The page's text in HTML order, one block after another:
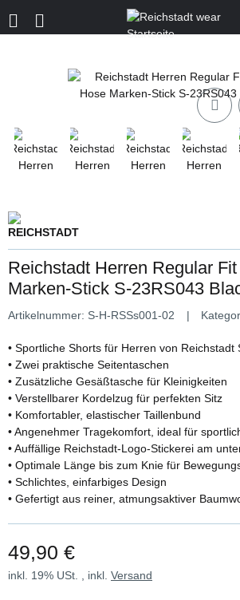
Reichstadt Herren Regular
Marken-Stick S-23RS043
Artikelnummer: S-H-RSSs001-02
• Sportliche Shorts für Herren von Reichstadt
• Zwei praktische Seitentaschen
• Zusätzliche Gesäßtasche für Kleinigkeiten
• Verstellbarer Kordelzug für perfekten Sitz
• Komfortabler, elastischer Taillenbund
• Angenehmer Tragekomfort, ideal für
• Auffällige Reichstadt-Logo-Stickerei am
• Optimale Länge bis zum Knie für
• Schlichtes, einfarbiges Design
• Gefertigt aus reiner, atmungsaktiver
49,90 €
inkl. 19% USt. , inkl. Versand